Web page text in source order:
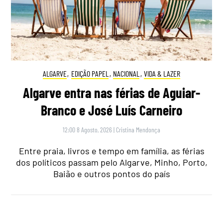
ALGARVE, EDIÇÃO PAPEL , NACIONAL , VIDA & LAZER
Algarve entra nas férias de Aguiar-
Branco e José Luís Carneiro
12:00 8 Agosto, 2026 | Cristina Mendonça
Entre praia, livros e tempo em família, as férias
dos políticos passam pelo Algarve, Minho, Porto,
Baião e outros pontos do país